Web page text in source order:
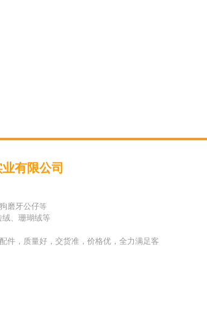
有限公司
磨牙公仔等
、珊瑚绒等
件，质量好，交货准，价格优，全力满足客